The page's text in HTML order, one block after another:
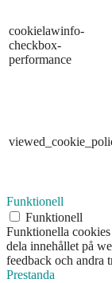
cookielawinfo-
checkbox-
performance
Funktionell
Funktionell
Funktionella
dela innehållet på
feedback och andra
Prestanda